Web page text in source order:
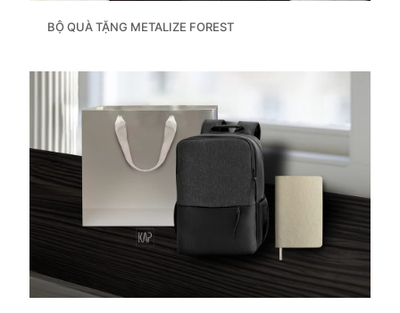
BỘ QUÀ TẶNG METALIZE FOREST